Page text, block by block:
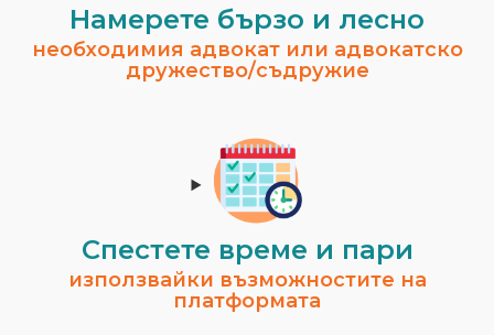
Намерете бързо и лесно
необходимия адвокат или адвокатско
дружество/съдружие
Спестeте време и пари
използвайки възможностите на
платформата